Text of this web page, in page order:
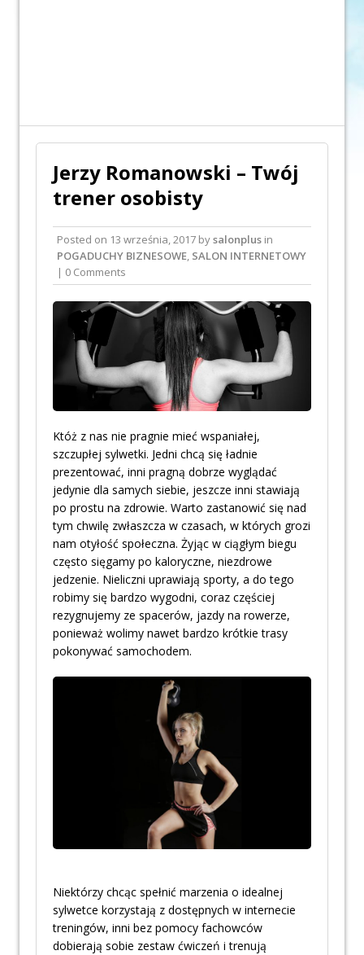
Jerzy Romanowski – Twój
trener osobisty
Posted on 13 września, 2017 bysalonplus in
POGADUCHY BIZNESOWE, SALON INTERNETOWY
| 0 Comments
Któż z nas nie pragnie mieć wspaniałej,
szczupłej sylwetki. Jedni chcą się ładnie
prezentować, inni pragną dobrze wyglądać
jedynie dla samych siebie, jeszcze inni stawiają
po prostu na zdrowie. Warto zastanowić się nad
tym chwilę zwłaszcza w czasach, w których grozi
nam otyłość społeczna. Żyjąc w ciągłym biegu
często sięgamy po kaloryczne, niezdrowe
jedzenie. Nieliczni uprawiają sporty, a do tego
robimy się bardzo wygodni, coraz częściej
rezygnujemy ze spacerów, jazdy na rowerze,
ponieważ wolimy nawet bardzo krótkie trasy
pokonywać samochodem.
Niektórzy chcąc spełnić marzenia o idealnej
sylwetce korzystają z dostępnych w internecie
treningów, inni bez pomocy fachowców
dobierają sobie zestaw ćwiczeń i trenują